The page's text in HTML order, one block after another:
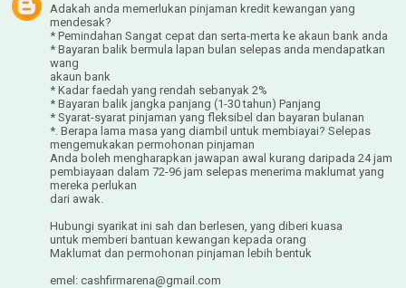
Adakah anda memerlukan pinjaman kredit kewangan yang
mendesak?
* Pemindahan Sangat cepat dan serta-merta ke akaun bank anda
* Bayaran balik bermula lapan bulan selepas anda mendapatkan
wang
akaun bank
* Kadar faedah yang rendah sebanyak 2%
* Bayaran balik jangka panjang (1-30 tahun) Panjang
* Syarat-syarat pinjaman yang fleksibel dan bayaran bulanan
*. Berapa lama masa yang diambil untuk membiayai? Selepas
mengemukakan permohonan pinjaman
Anda boleh mengharapkan jawapan awal kurang daripada 24 jam
pembiayaan dalam 72-96 jam selepas menerima maklumat yang
mereka perlukan
dari awak.
Hubungi syarikat ini sah dan berlesen, yang diberi kuasa
untuk memberi bantuan kewangan kepada orang
Maklumat dan permohonan pinjaman lebih bentuk
emel: cashfirmarena@gmail.com